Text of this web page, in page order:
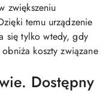
zwiększeniu
temu urządzenie
się tylko wtedy, gdy
koszty związane
Dostępny